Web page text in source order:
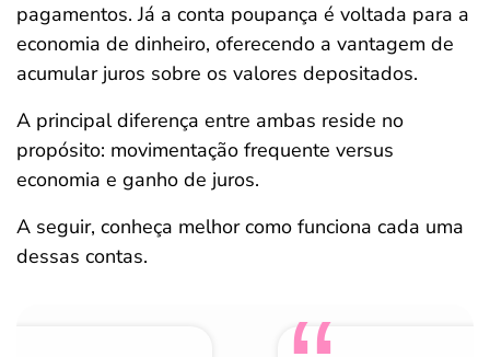
pagamentos. Já a conta poupança é voltada para a
economia de dinheiro, oferecendo a vantagem de
acumular juros sobre os valores depositados.
A principal diferença entre ambas reside no
propósito: movimentação frequente versus
economia e ganho de juros.
A seguir, conheça melhor como funciona cada uma
dessas contas.